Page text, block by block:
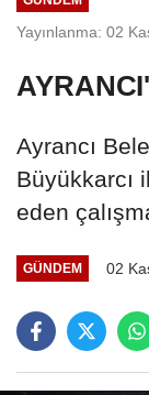
Yayınlanma: 02
Ayrancı
Büyükkarcı
eden
GÜNDEM 02